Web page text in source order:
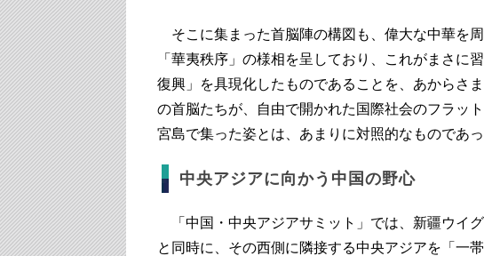
そこに集まった首脳陣の構図も、偉大な中華を
「華夷秩序」の様相を呈しており、これがまさに
復興」を具現化したものであることを、あからさ
の首脳たちが、自由で開かれた国際社会のフラッ
宮島で集った姿とは、あまりに対照的なものであっ
中央アジアに向かう中国の野心
「中国・中央アジアサミット」では、新疆ウイ
と同時に、その西側に隣接する中央アジアを「一